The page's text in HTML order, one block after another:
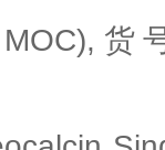
MOC),